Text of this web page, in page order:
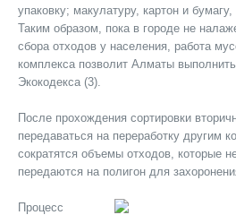
упаковку; макулатуру, картон и
Таким образом, пока в городе не
сбора отходов у населения, работа
комплекса позволит Алматы
Экокодекса (3).
После прохождения сортировки
передаваться на переработку другим
сократятся объемы отходов, которые
передаются на полигон для
Процесс